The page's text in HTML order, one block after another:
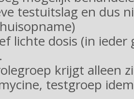
testuitslag en dus
lichte dosis (in ieder
krijgt alleen
testgroep